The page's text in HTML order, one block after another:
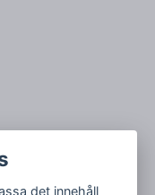
det innehåll